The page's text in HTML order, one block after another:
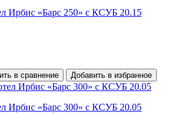
Ирбис «Барс 250» с КСУБ 20.15
в сравнение Добавить в избранное
Ирбис «Барс 300» с КСУБ 20.05